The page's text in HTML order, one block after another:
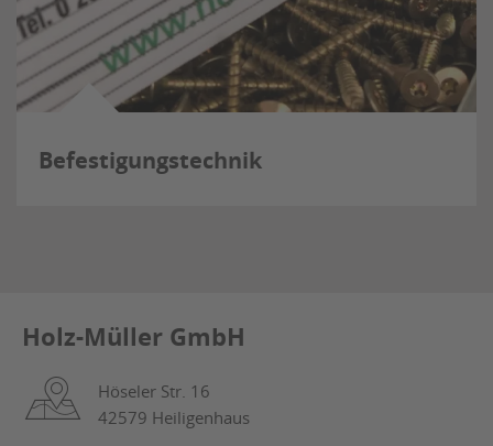
Befestigungstechnik
Holz-Müller GmbH
Höseler Str. 16
42579 Heiligenhaus